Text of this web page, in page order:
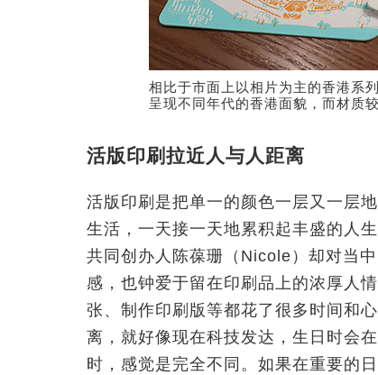
相比于市面上以相片为主的香港系
呈现不同年代的香港面貌，而材质
活版印刷拉近人与人距离
活版印刷是把单一的颜色一层又一层
生活，一天接一天地累积起丰盛的人
共同创办人陈葆珊（Nicole）却对当
感，也钟爱于留在印刷品上的浓厚人
张、制作印刷版等都花了很多时间和
离，就好像现在科技发达，生日时会
时，感觉是完全不同。如果在重要的